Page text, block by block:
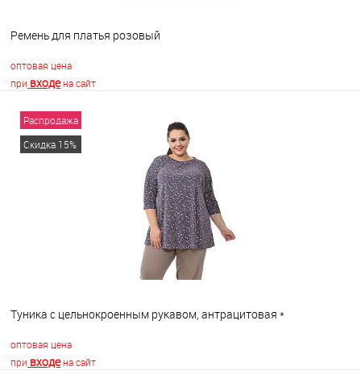
Ремень для платья розовый
оптовая цена
при входена сайт
В корзину
Распродажа
Скидка 15%
Туника с цельнокроенным рукавом, антрацитовая *
оптовая цена
при входена сайт